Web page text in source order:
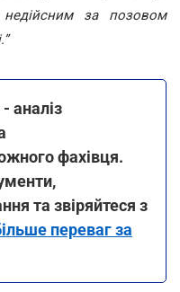
за позовом
аналіз
фахівця.
та звіряйтеся з
переваг за